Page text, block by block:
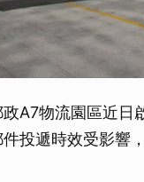
A7物流園區近日
投遞時效受影響